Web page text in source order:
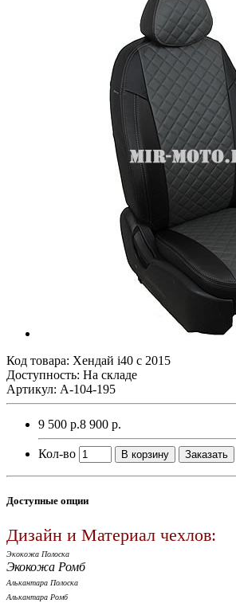
Код товара: Хендай i40 с 2015
Доступность: На складе
Артикул: A-104-195
9 500 р.8 900 р.
Кол-во В корзину Заказать
Доступные опции
Дизайн и Материал чехлов:
Экокожа Полоска
Экокожа Ромб
Алькантара Полоска
Алькантара Ромб